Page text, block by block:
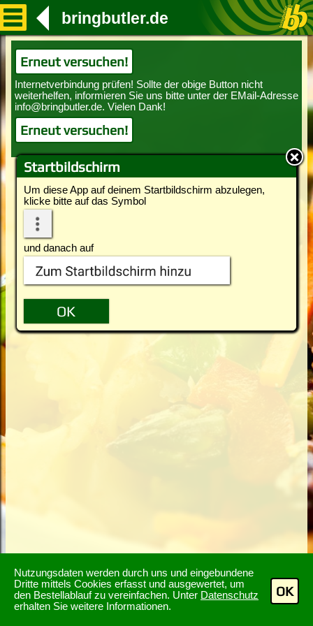
Nutzungsdaten werden durch uns und eingebundene
Dritte mittels Cookies erfasst und ausgewertet, um
den Bestellablauf zu vereinfachen. Unter Datenschutz
erhalten Sie weitere Informationen.
OK
Startbildschirm
Um diese App auf deinem Startbildschirm abzulegen,
klicke bitte auf das Symbol
und danach auf
bringbutler.de
Erneut versuchen!
Erneut versuchen!